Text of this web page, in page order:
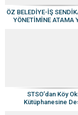
ÖZ BELEDİYE-İŞ
YÖNETİMİNE ATAMA
STSO’dan Köy
Kütüphanesine